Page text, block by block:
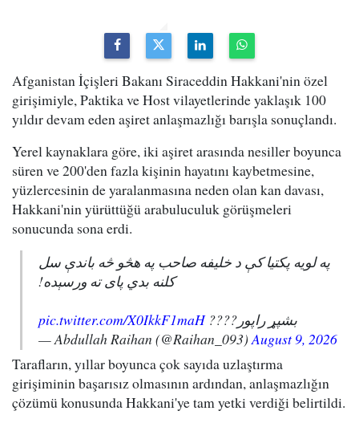
Afganistan İçişleri Bakanı Siraceddin Hakkani'nin özel
girişimiyle, Paktika ve Host vilayetlerinde yaklaşık 100
yıldır devam eden aşiret anlaşmazlığı barışla sonuçlandı.
Yerel kaynaklara göre, iki aşiret arasında nesiller boyunca
süren ve 200'den fazla kişinin hayatını kaybetmesine,
yüzlercesinin de yaralanmasına neden olan kan davası,
Hakkani'nin yürüttüğü arabuluculuk görüşmeleri
sonucunda sona erdi.
په لویه پکتیا کې د خلیفه صاحب په هڅو څه باندې سل
کلنه بدي پای ته ورسېده!
بشپړ راپور????pic.twitter.com/X0IkkF1maH
— Abdullah Raihan (@Raihan_093) August 9, 2026
Tarafların, yıllar boyunca çok sayıda uzlaştırma
girişiminin başarısız olmasının ardından, anlaşmazlığın
çözümü konusunda Hakkani'ye tam yetki verdiği belirtildi.